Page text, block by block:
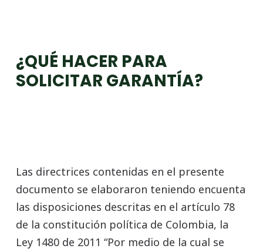
¿QUÉ HACER PARA
SOLICITAR GARANTÍA?
Las directrices contenidas en el presente
documento se elaboraron teniendo encuenta
las disposiciones descritas en el artículo 78
de la constitución política de Colombia, la
Ley 1480 de 2011 “Por medio de la cual se